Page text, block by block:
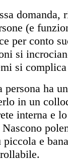
domanda,
(e
per conto
si
si
persona ha
in un
interna e
Nascono
piccola e